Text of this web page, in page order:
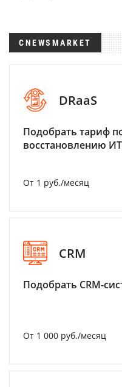
CNEWSMARKET
DRaaS
Подобрать тариф
восстановлению
От 1 руб./месяц
CRM
Подобрать CRM-
От 1 000 руб./месяц